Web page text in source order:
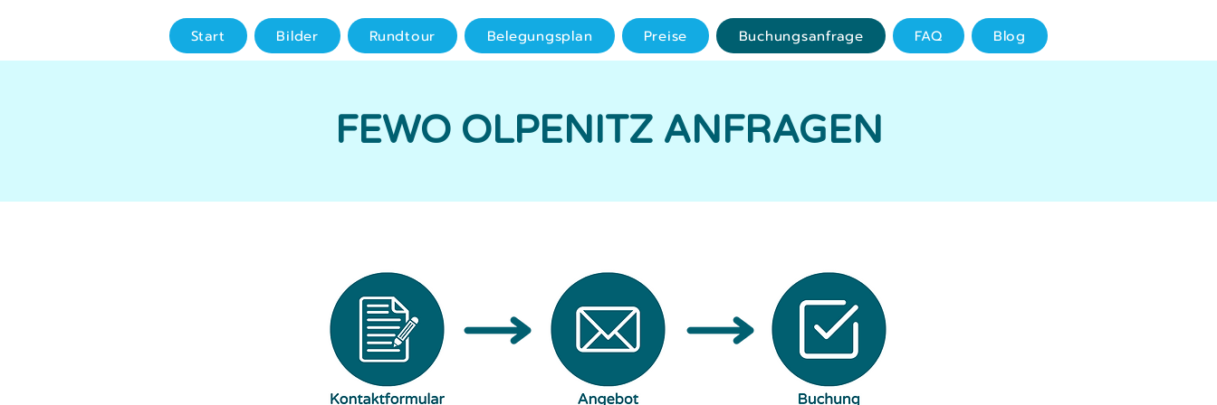
Start Bilder Rundtour Belegungsplan Preise Buchungsanfrage FAQ Blog
FEWO OLPENITZ ANFRAGEN